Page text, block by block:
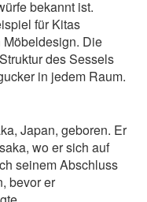
bekannt ist.
für Kitas
Die
des Sessels
in jedem Raum.
Japan, geboren. Er
wo er sich auf
seinem Abschluss
bevor er